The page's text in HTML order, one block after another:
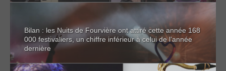
Bilan : les Nuits de Fourvière ont attiré cette année 168
000 festivaliers, un chiffre inférieur à celui de l’année
dernière